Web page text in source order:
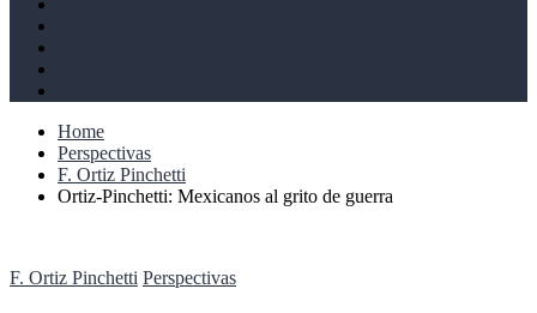
Home
Perspectivas
F. Ortiz Pinchetti
Ortiz-Pinchetti: Mexicanos al grito de guerra
F. Ortiz Pinchetti Perspectivas